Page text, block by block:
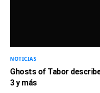
NOTICIAS
Ghosts of Tabor
3 y más